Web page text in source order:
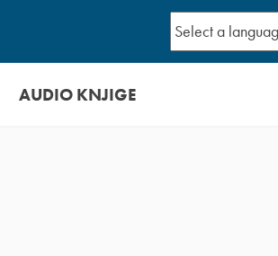
AUDIO KNJIGE